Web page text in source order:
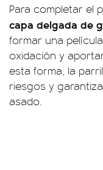
Para completar el
capa delgada de
formar una
oxidación y
esta forma, la
riesgos y
asado.